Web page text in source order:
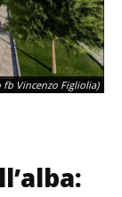
Vincenzo Figliolia)